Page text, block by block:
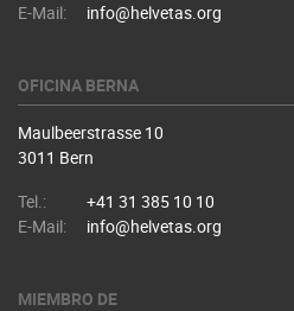
E-Mail:
info@helvetas.org
OFICINA BERNA
Maulbeerstrasse 10
3011 Bern
Tel.:
+41 31 385 10 10
E-Mail:
info@helvetas.org
MIEMBRO DE